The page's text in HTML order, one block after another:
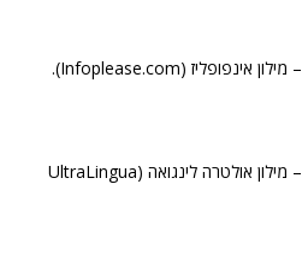
– מילון אינפופליז (Infoplease.com).
– מילון אולטרה לינגואה (UltraLingua